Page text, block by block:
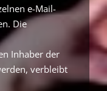
e-Mail-
Die
Inhaber der
verbleibt